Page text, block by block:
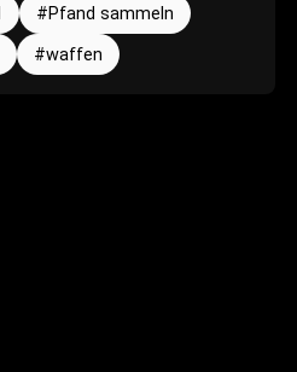
Pfand sammeln
waffen